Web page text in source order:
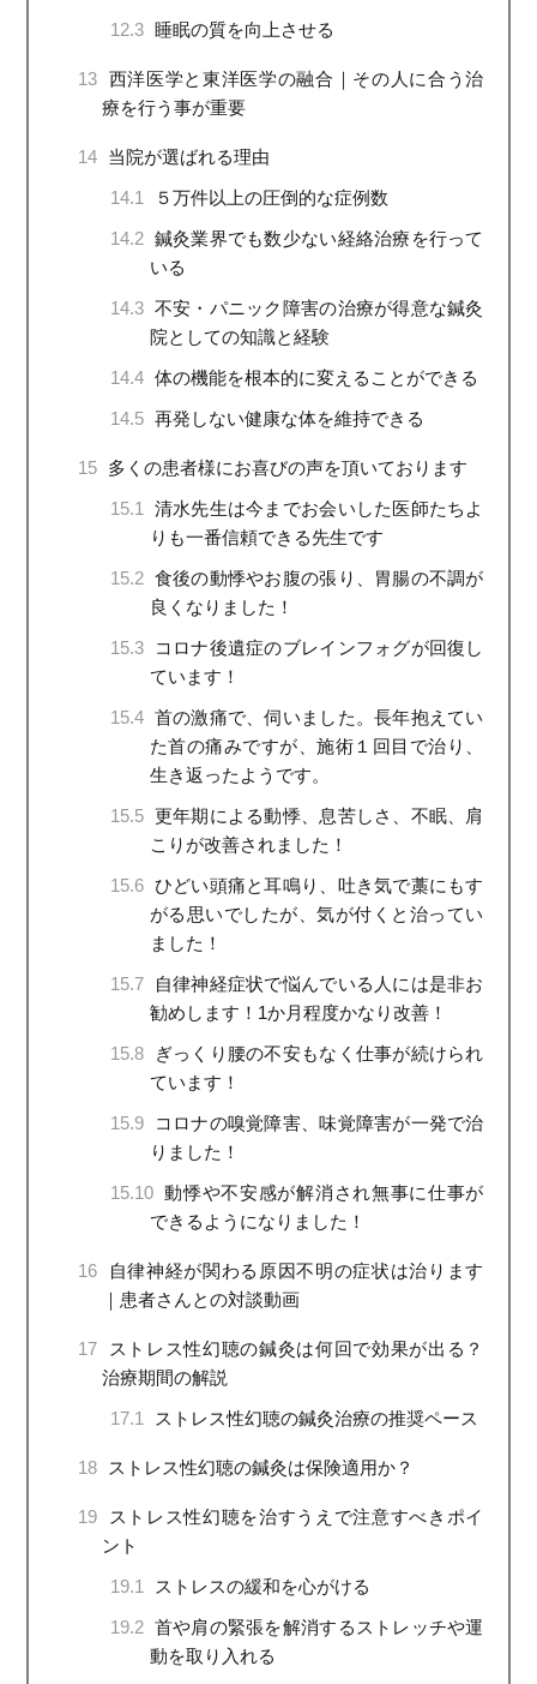
12.3 睡眠の質を向上させる
13 西洋医学と東洋医学の融合｜その人に合う治
療を行う事が重要
14 当院が選ばれる理由
14.1
５万件以上の圧倒的な症例数
14.2 鍼灸業界でも数少ない経絡治療を行って
いる
14.3 不安・パニック障害の治療が得意な鍼灸
院としての知識と経験
14.4 体の機能を根本的に変えることができる
14.5 再発しない健康な体を維持できる
15 多くの患者様にお喜びの声を頂いております
15.1
清水先生は今までお会いした医師たちよ
りも一番信頼できる先生です
15.2 食後の動悸やお腹の張り、胃腸の不調が
良くなりました！
15.3
コロナ後遺症のブレインフォグが回復し
ています！
15.4 首の激痛で、伺いました。長年抱えてい
た首の痛みですが、施術１回目で治り、
生き返ったようです。
15.5 更年期による動悸、息苦しさ、不眠、肩
こりが改善されました！
15.6 ひどい頭痛と耳鳴り、吐き気で藁にもす
がる思いでしたが、気が付くと治ってい
ました！
15.7
自律神経症状で悩んでいる人には是非お
勧めします！1か月程度かなり改善！
15.8
ぎっくり腰の不安もなく仕事が続けられ
ています！
15.9
コロナの嗅覚障害、味覚障害が一発で治
りました！
15.10 動悸や不安感が解消され無事に仕事が
できるようになりました！
16
自律神経が関わる原因不明の症状は治ります
｜患者さんとの対談動画
17
ストレス性幻聴の鍼灸は何回で効果が出る？
治療期間の解説
17.1
ストレス性幻聴の鍼灸治療の推奨ペース
18 ストレス性幻聴の鍼灸は保険適用か？
19
ストレス性幻聴を治すうえで注意すべきポイ
ント
19.1
ストレスの緩和を心がける
19.2 首や肩の緊張を解消するストレッチや運
動を取り入れる